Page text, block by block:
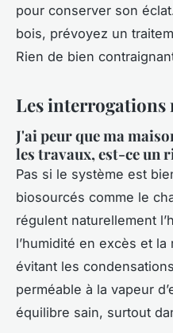
pour conserver son
bois, prévoyez un
Rien de bien
Les interrogations
J'ai peur que ma
les travaux, est-ce un
Pas si le système est
biosourcés comme le
régulent naturellement
l’humidité en excès et
évitant les
perméable à la vapeur
équilibre sain, surtout